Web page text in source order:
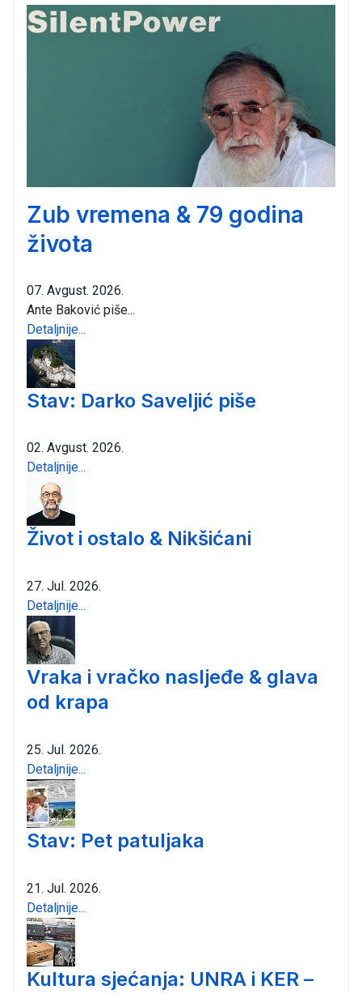
Zub vremena & 79 godina
života
07. Avgust. 2026.
Ante Baković piše...
Detaljnije...
Stav: Darko Saveljić piše
02. Avgust. 2026.
Detaljnije...
Život i ostalo & Nikšićani
27. Jul. 2026.
Detaljnije...
Vraka i vračko nasljeđe & glava
od krapa
25. Jul. 2026.
Detaljnije...
Stav: Pet patuljaka
21. Jul. 2026.
Detaljnije...
Kultura sjećanja: UNRA i KER –